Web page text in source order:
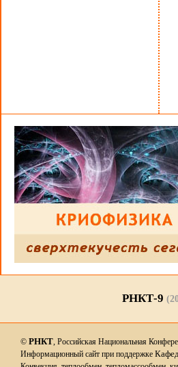
РНКТ-9
© РНКТ, Российская Национальная
Информационный сайт при поддержке